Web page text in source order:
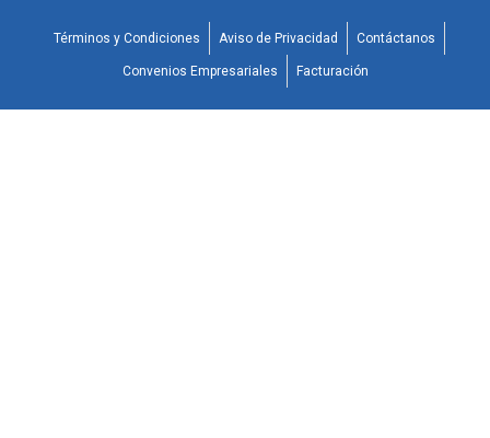
Términos y Condiciones Aviso de Privacidad Contáctanos
Convenios Empresariales Facturación